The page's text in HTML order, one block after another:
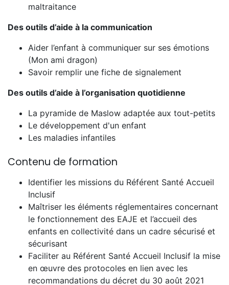
maltraitance
Des outils d’aide à la communication
Aider l’enfant à communiquer sur ses émotions
(Mon ami dragon)
Savoir remplir une fiche de signalement
Des outils d’aide à l’organisation quotidienne
La pyramide de Maslow adaptée aux tout-petits
Le développement d'un enfant
Les maladies infantiles
Contenu de formation
Identifier les missions du Référent Santé Accueil
Inclusif
Maîtriser les éléments réglementaires concernant
le fonctionnement des EAJE et l’accueil des
enfants en collectivité dans un cadre sécurisé et
sécurisant
Faciliter au Référent Santé Accueil Inclusif la mise
en œuvre des protocoles en lien avec les
recommandations du décret du 30 août 2021